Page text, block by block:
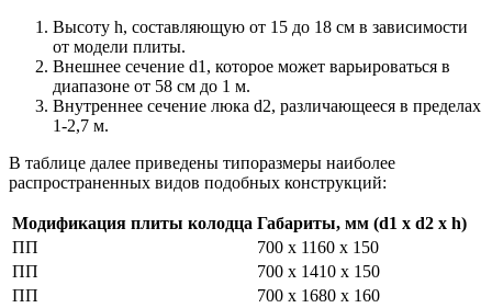
Высоту h, составляющую от 15 до 18 см в зависимости
от модели плиты.
Внешнее сечение d1, которое может варьироваться в
диапазоне от 58 см до 1 м.
Внутреннее сечение люка d2, различающееся в пределах
1-2,7 м.
В таблице далее приведены типоразмеры наиболее
распространенных видов подобных конструкций:
Модификация плиты колодца Габариты, мм (d1 x d2 x h)
ПП
700 х 1160 х 150
ПП
700 х 1410 х 150
ПП
700 х 1680 х 160